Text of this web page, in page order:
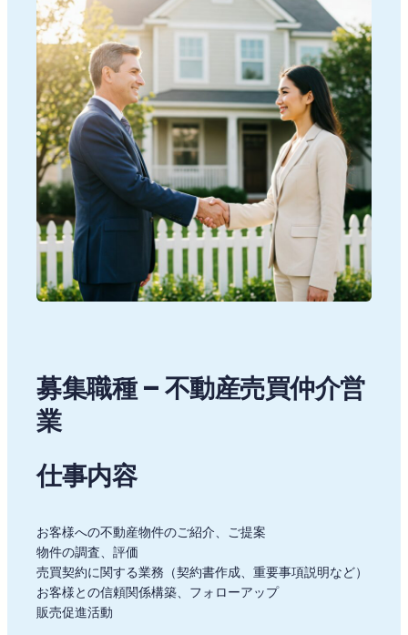
募集職種 – 不動産売買仲介営
業
仕事内容
お客様への不動産物件のご紹介、ご提案
物件の調査、評価
売買契約に関する業務（契約書作成、重要事項説明など）
お客様との信頼関係構築、フォローアップ
販売促進活動